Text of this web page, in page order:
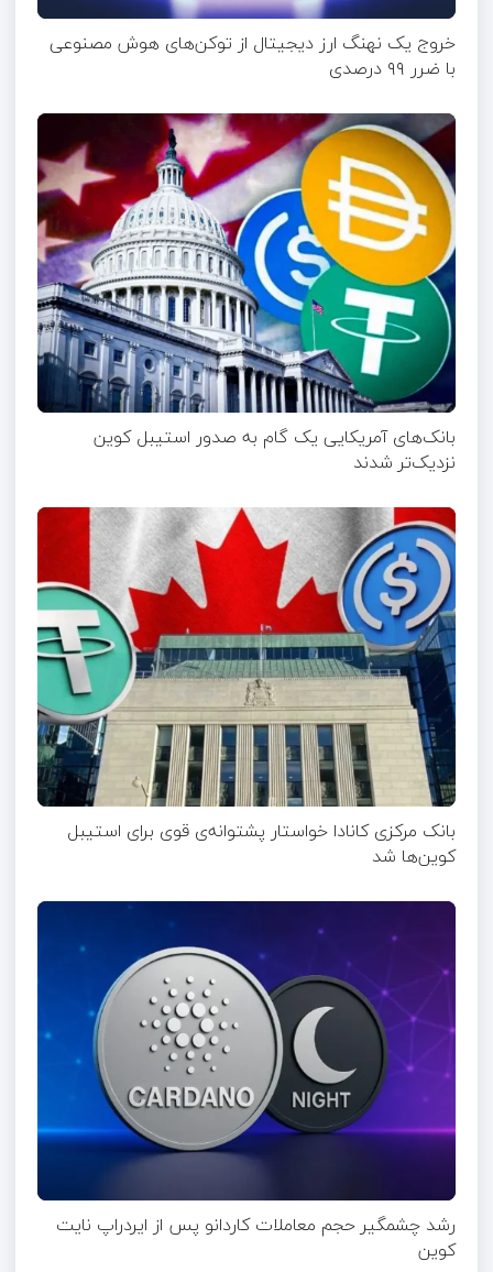
خروج یک نهنگ ارز دیجیتال از توکن‌های هوش مصنوعی
با ضرر ۹۹ درصدی
بانک‌های آمریکایی یک گام به صدور استیبل کوین
نزدیک‌تر شدند
بانک مرکزی کانادا خواستار پشتوانه‌ی قوی برای استیبل
کوین‌ها شد
رشد چشمگیر حجم معاملات کاردانو پس از ایردراپ نایت‌
کوین